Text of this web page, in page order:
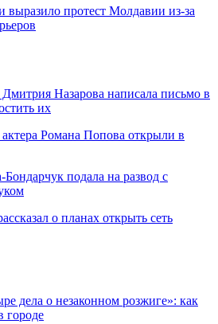
выразило протест Молдавии из-за
Дмитрия Назарова написала письмо в
их
актера Романа Попова открыли в
подала на развод с
о планах открыть сеть
дела о незаконном розжиге»: как
городе